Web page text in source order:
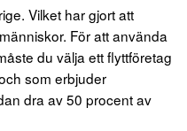
Vilket har gjort att
För att använda
du välja ett flyttföretag
som erbjuder
dra av 50 procent av